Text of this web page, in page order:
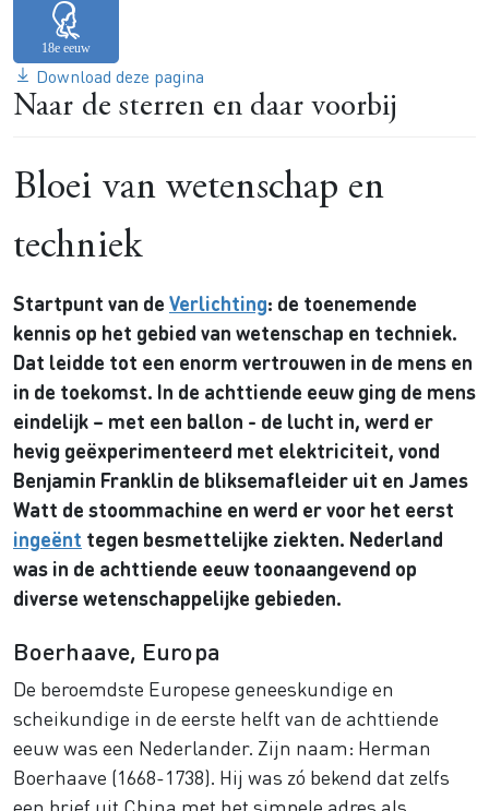
Download deze pagina
Naar de sterren en daar voorbij
Bloei van wetenschap en
techniek
Startpunt van de Verlichting: de toenemende
kennis op het gebied van wetenschap en techniek.
Dat leidde tot een enorm vertrouwen in de mens en
in de toekomst. In de achttiende eeuw ging de mens
eindelijk – met een ballon - de lucht in, werd er
hevig geëxperimenteerd met elektriciteit, vond
Benjamin Franklin de bliksemafleider uit en James
Watt de stoommachine en werd er voor het eerst
ingeënt tegen besmettelijke ziekten. Nederland
was in de achttiende eeuw toonaangevend op
diverse wetenschappelijke gebieden.
Boerhaave, Europa
De beroemdste Europese geneeskundige en
scheikundige in de eerste helft van de achttiende
eeuw was een Nederlander. Zijn naam: Herman
Boerhaave (1668-1738). Hij was zó bekend dat zelfs
een brief uit China met het simpele adres als